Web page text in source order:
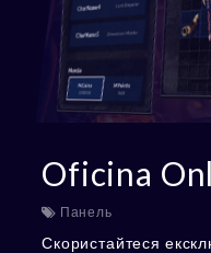
Oficina
Панель
Скористайтеся